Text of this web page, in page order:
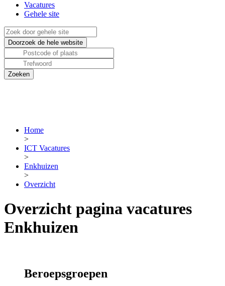
Vacatures
Gehele site
Home
>
ICT Vacatures
>
Enkhuizen
>
Overzicht
Overzicht pagina vacatures
Enkhuizen
Beroepsgroepen